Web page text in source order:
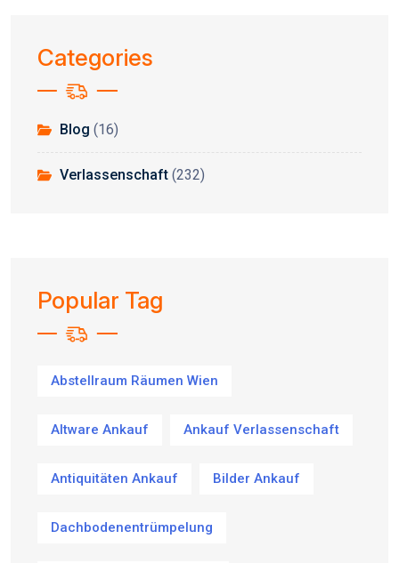
Categories
Blog (16)
Verlassenschaft (232)
Popular Tag
Abstellraum Räumen Wien
Altware Ankauf Ankauf Verlassenschaft
Antiquitäten Ankauf Bilder Ankauf
Dachbodenentrümpelung